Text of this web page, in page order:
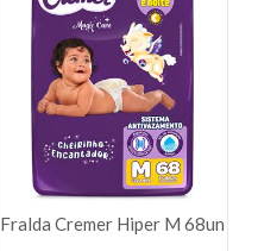
Fralda Cremer Hiper M 68un